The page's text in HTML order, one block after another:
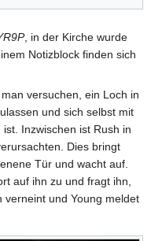
, in der Kirche wurde
Notizblock finden sich
versuchen, ein Loch in
und sich selbst mit
Inzwischen ist Rush in
Dies bringt
Tür und wacht auf.
auf ihn zu und fragt ihn,
und Young meldet